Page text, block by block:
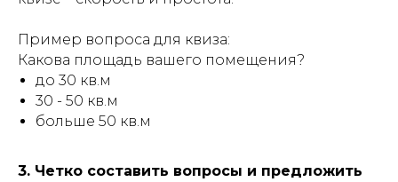
Пример вопроса для квиза:
Какова площадь вашего помещения?
до 30 кв.м
30 - 50 кв.м
больше 50 кв.м
3. Четко составить вопросы и предложить